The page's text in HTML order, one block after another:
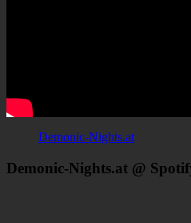
Demonic-Nights.at
Demonic-Nights.at @